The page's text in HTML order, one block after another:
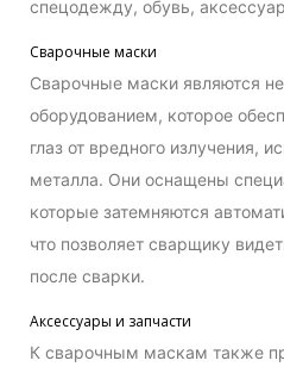
спецодежду, обувь,
Сварочные маски
Сварочные маски являются
оборудованием, которое
глаз от вредного излучения,
металла. Они оснащены
которые затемняются
что позволяет сварщику
после сварки.
Аксессуары и запчасти
К сварочным маскам также